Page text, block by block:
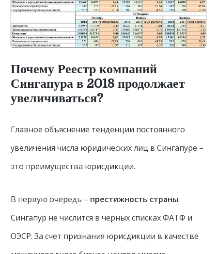
Почему Реестр компаний
Сингапура в 2018 продолжает
увеличиваться?
Главное объяснение тенденции постоянного
увеличения числа юридических лиц в Сингапуре –
это преимущества юрисдикции.
В первую очередь – престижность страны.
Сингапур не числится в черных списках ФАТФ и
ОЭСР. За счет признания юрисдикции в качестве